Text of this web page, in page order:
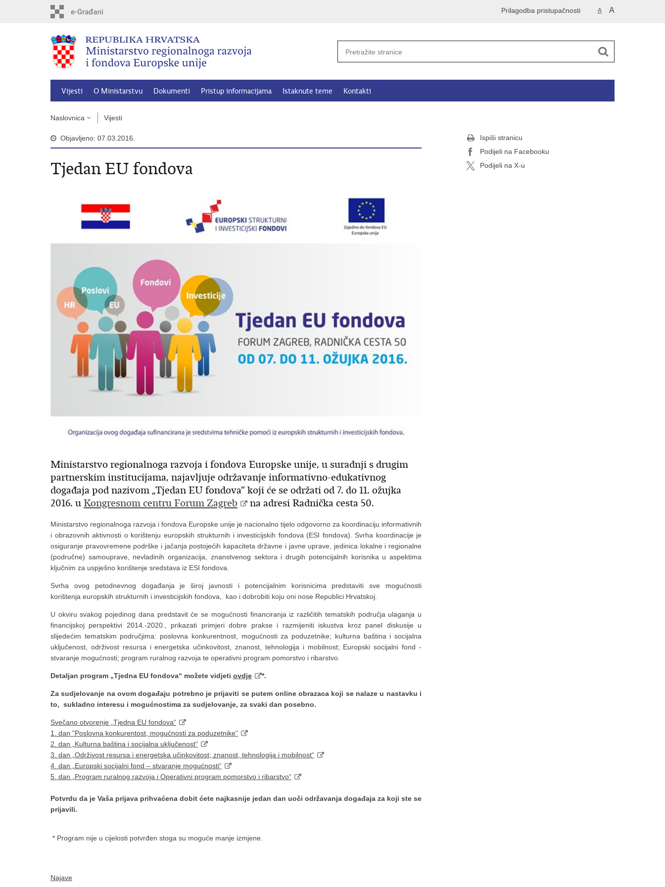
A A
Prilagodba pristupačnosti
Vijesti O Ministarstvu Dokumenti Pristup informacijama Istaknute teme Kontakti
Naslovnica Vijesti
Objavljeno: 07.03.2016.
Tjedan EU fondova
Ministarstvo regionalnoga razvoja i fondova Europske unije, u suradnji s drugim
partnerskim institucijama, najavljuje održavanje informativno-edukativnog
događaja pod nazivom „Tjedan EU fondova“ koji će se održati od 7. do 11. ožujka
2016. u Kongresnom centru Forum Zagreb na adresi Radnička cesta 50.
Ministarstvo regionalnoga razvoja i fondova Europske unije je nacionalno tijelo odgovorno za koordinaciju informativnih
i obrazovnih aktivnosti o korištenju europskih strukturnih i investicijskih fondova (ESI fondova). Svrha koordinacije je
osiguranje pravovremene podrške i jačanja postojećih kapaciteta državne i javne uprave, jedinica lokalne i regionalne
(područne) samouprave, nevladinih organizacija, znanstvenog sektora i drugih potencijalnih korisnika u aspektima
ključnim za uspješno korištenje sredstava iz ESI fondova.
Svrha ovog petodnevnog događanja je široj javnosti i potencijalnim korisnicima predstaviti sve mogućnosti
korištenja europskih strukturnih i investicijskih fondova, kao i dobrobiti koju oni nose Republici Hrvatskoj.
U okviru svakog pojedinog dana predstavit će se mogućnosti financiranja iz različitih tematskih područja ulaganja u
financijskoj perspektivi 2014.-2020., prikazati primjeri dobre prakse i razmijeniti iskustva kroz panel diskusije u
slijedećim tematskim područjima: poslovna konkurentnost, mogućnosti za poduzetnike; kulturna baština i socijalna
uključenost, održivost resursa i energetska učinkovitost, znanost, tehnologija i mobilnost; Europski socijalni fond -
stvaranje mogućnosti; program ruralnog razvoja te operativni program pomorstvo i ribarstvo.
Detaljan program „Tjedna EU fondova“ možete vidjeti ovdje *.
Za sudjelovanje na ovom događaju potrebno je prijaviti se putem online obrazaca koji se nalaze u nastavku i
to, sukladno interesu i mogućnostima za sudjelovanje, za svaki dan posebno.
Svečano otvorenje „Tjedna EU fondova“
1. dan "Poslovna konkurentost, mogućnosti za poduzetnike“
2. dan „Kulturna baština i socijalna uključenost“
3. dan „Održivost resursa i energetska učinkovitost; znanost, tehnologija i mobilnost“
4. dan „Europski socijalni fond – stvaranje mogućnosti“
5. dan „Program ruralnog razvoja i Operativni program pomorstvo i ribarstvo“
Potvrdu da je Vaša prijava prihvaćena dobit ćete najkasnije jedan dan uoči održavanja događaja za koji ste se
prijavili.
* Program nije u cijelosti potvrđen stoga su moguće manje izmjene.
Najave
Ispiši stranicu
Podijeli na Facebooku
Podijeli na X-u